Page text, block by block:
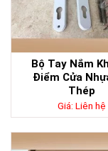
Bộ Tay Nắm
Điểm Cửa
Thép
Giá: Liên hệ